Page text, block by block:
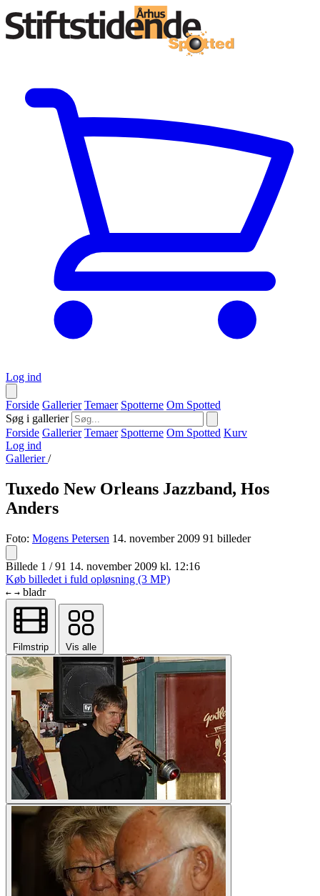
Log ind
Forside Gallerier Temaer Spotterne Om Spotted
Søg i gallerier
Forside Gallerier Temaer Spotterne Om Spotted Kurv
Log ind
Gallerier/
Tuxedo New Orleans Jazzband, Hos
Anders
Foto: Mogens Petersen 14. november 2009 91 billeder
Billede 1 / 91 14. november 2009 kl. 12:16
Køb billedet i fuld opløsning (3 MP)
← → bladr
Filmstrip Vis alle